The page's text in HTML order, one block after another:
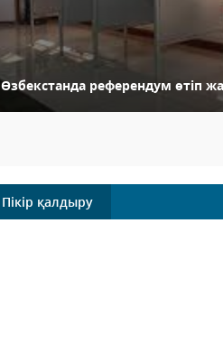
Өзбекстанда референдум өтіп
Пікір қалдыру